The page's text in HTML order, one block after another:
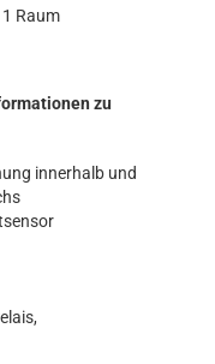
Raum
zu
innerhalb und